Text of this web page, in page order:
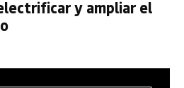
y ampliar el